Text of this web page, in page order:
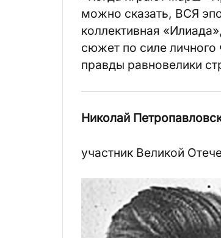
можно сказать, ВСЯ
коллективная
сюжет по силе личного
правды равновелики
Николай
участник Великой